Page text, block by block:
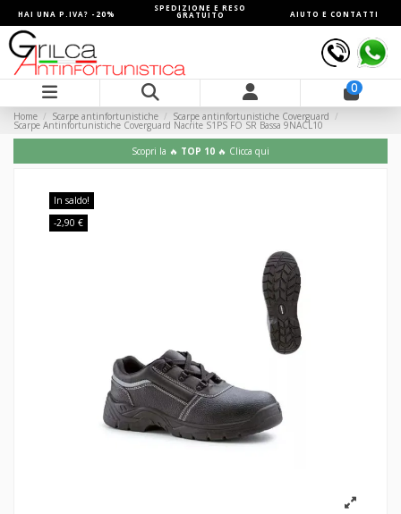
HAI UNA P.IVA? -20%
SPEDIZIONE E RESO
GRATUITO AIUTO E CONTATTI
0
Home Scarpe antinfortunistiche Scarpe antinfortunistiche Coverguard
Scarpe Antinfortunistiche Coverguard Nacrite S1PS FO SR Bassa 9NACL10
Scopri la 🔥 TOP 10 🔥 Clicca qui
In saldo!
-2,90 €